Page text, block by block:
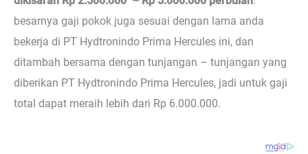
besarnya gaji pokok juga sesuai dengan lama anda
bekerja di PT Hydtronindo Prima Hercules ini, dan
ditambah bersama dengan tunjangan – tunjangan yang
diberikan PT Hydtronindo Prima Hercules, jadi untuk gaji
total dapat meraih lebih dari Rp 6.000.000.